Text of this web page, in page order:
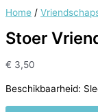
Home /
Stoer
€ 3,50
Beschikbaarheid: